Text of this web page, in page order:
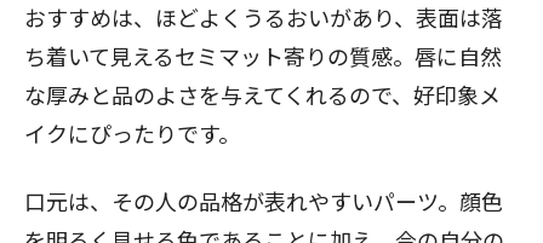
おすすめは、ほどよくうるおいがあり、表面は落
ち着いて見えるセミマット寄りの質感。唇に自然
な厚みと品のよさを与えてくれるので、好印象メ
イクにぴったりです。
口元は、その人の品格が表れやすいパーツ。顔色